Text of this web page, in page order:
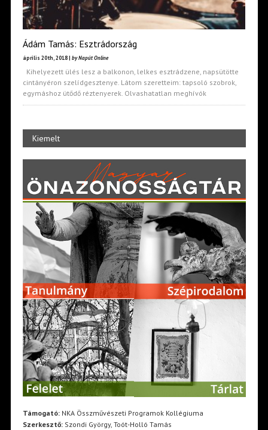
Ádám Tamás: Esztrádország
április 20th, 2018 | by Napút Online
Kihelyezett ülés lesz a balkonon, lelkes esztrádzene, napsütötte
cintányéron szelídgesztenye. Látom szeretteim: tapsoló szobrok,
egymáshoz ütődő réztenyerek. Olvashatatlan meghívók
Kiemelt
Támogató:NKA Összművészeti Programok Kollégiuma
Szerkesztő:Szondi György, Toót-Holló Tamás